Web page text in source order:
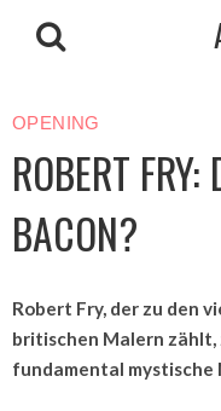
OPENING
ROBERT
BACON?
Robert Fry, der zu den
britischen Malern zählt,
fundamental mystische